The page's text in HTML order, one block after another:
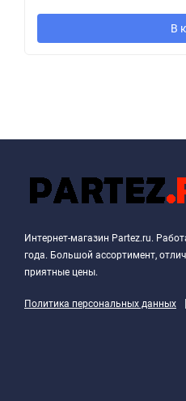
В
Интернет-магазин Partez.ru.
года. Большой ассортимент,
приятные цены.
Политика персональных данных |